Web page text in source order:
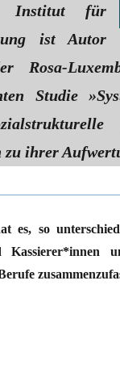
Institut für
ist Autor
Rosa-
Studie
zu ihrer
es, so
Kassierer*innen
sich ausgenutzt«“